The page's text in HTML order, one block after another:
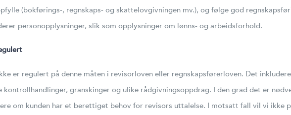
(bokførings-, regnskaps- og skattelovgivningen mv.), og følge god
personopplysninger, slik som opplysninger om lønns- og arbeidsforhold.
er regulert på denne måten i revisorloven eller regnskapsførerloven. Det
granskinger og ulike rådgivningsoppdrag. I den grad det er
om kunden har et berettiget behov for revisors uttalelse. I motsatt fall vil vi ikke